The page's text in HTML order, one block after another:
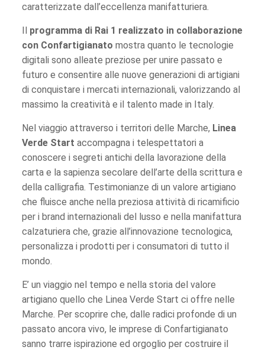
caratterizzate dall’eccellenza manifatturiera.
Il programma di Rai 1 realizzato in collaborazione
con Confartigianato mostra quanto le tecnologie
digitali sono alleate preziose per unire passato e
futuro e consentire alle nuove generazioni di artigiani
di conquistare i mercati internazionali, valorizzando al
massimo la creatività e il talento made in Italy.
Nel viaggio attraverso i territori delle Marche, Linea
Verde Start accompagna i telespettatori a
conoscere i segreti antichi della lavorazione della
carta e la sapienza secolare dell’arte della scrittura e
della calligrafia. Testimonianze di un valore artigiano
che fluisce anche nella preziosa attività di ricamificio
per i brand internazionali del lusso e nella manifattura
calzaturiera che, grazie all’innovazione tecnologica,
personalizza i prodotti per i consumatori di tutto il
mondo.
E’ un viaggio nel tempo e nella storia del valore
artigiano quello che Linea Verde Start ci offre nelle
Marche. Per scoprire che, dalle radici profonde di un
passato ancora vivo, le imprese di Confartigianato
sanno trarre ispirazione ed orgoglio per costruire il